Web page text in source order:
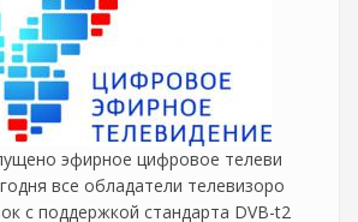
эфирное цифровое телеви
все обладатели телевизоро
с поддержкой стандарта DVB-t2